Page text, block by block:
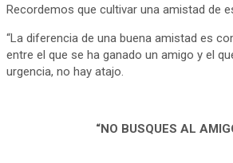
Recordemos que cultivar una amistad de
“La diferencia de una buena amistad es
entre el que se ha ganado un amigo y el
urgencia, no hay atajo.
“NO BUSQUES AL